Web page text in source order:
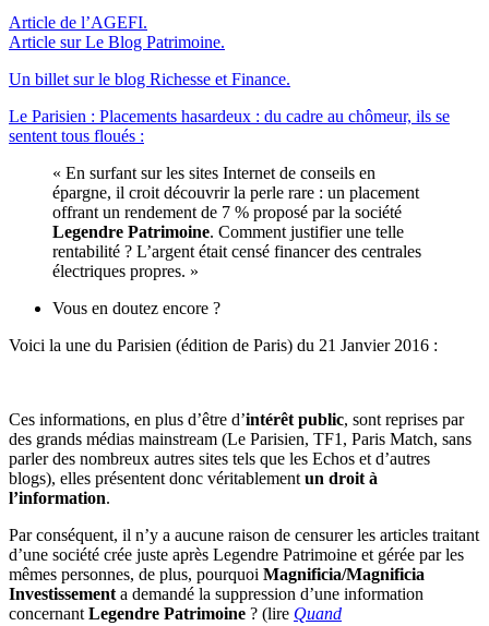
Article de l’AGEFI.
Article sur Le Blog Patrimoine.
Un billet sur le blog Richesse et Finance.
Le Parisien : Placements hasardeux : du cadre au chômeur, ils se
sentent tous floués :
« En surfant sur les sites Internet de conseils en
épargne, il croit découvrir la perle rare : un placement
offrant un rendement de 7 % proposé par la société
Legendre Patrimoine. Comment justifier une telle
rentabilité ? L’argent était censé financer des centrales
électriques propres. »
Vous en doutez encore ?
Voici la une du Parisien (édition de Paris) du 21 Janvier 2016 :
Ces informations, en plus d’être d’intérêt public, sont reprises par
des grands médias mainstream (Le Parisien, TF1, Paris Match, sans
parler des nombreux autres sites tels que les Echos et d’autres
blogs), elles présentent donc véritablementun droit à
l’information.
Par conséquent, il n’y a aucune raison de censurer les articles traitant
d’une société crée juste après Legendre Patrimoine et gérée par les
mêmes personnes, de plus, pourquoi Magnificia/Magnificia
Investissementa demandé la suppression d’une information
concernantLegendre Patrimoine ? (lire Quand